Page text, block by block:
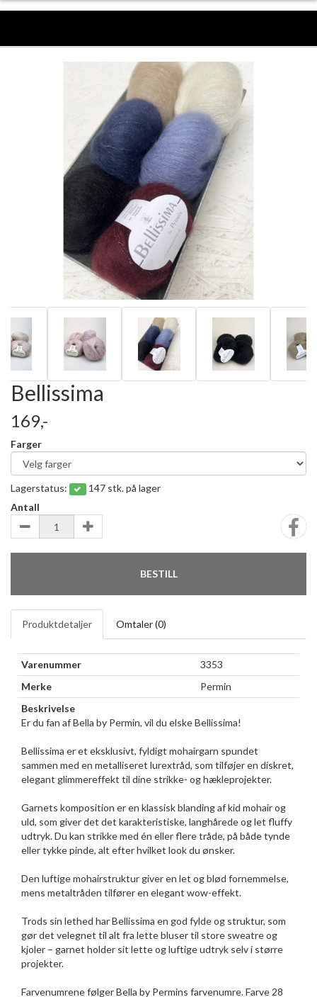
Bellissima
169,-
Farger
Lagerstatus:
147 stk. på lager
Antall
BESTILL
Produktdetaljer Omtaler (0)
Varenummer
3353
Merke
Permin
Beskrivelse
Er du fan af Bella by Permin, vil du elske Bellissima!
Bellissima er et eksklusivt, fyldigt mohairgarn spundet
sammen med en metalliseret lurextråd, som tilføjer en diskret,
elegant glimmereffekt til dine strikke- og hækleprojekter.
Garnets komposition er en klassisk blanding af kid mohair og
uld, som giver det det karakteristiske, langhårede og let fluffy
udtryk. Du kan strikke med én eller flere tråde, på både tynde
eller tykke pinde, alt efter hvilket look du ønsker.
Den luftige mohairstruktur giver en let og blød fornemmelse,
mens metaltråden tilfører en elegant wow-effekt.
Trods sin lethed har Bellissima en god fylde og struktur, som
gør det velegnet til alt fra lette bluser til store sweatre og
kjoler – garnet holder sit lette og luftige udtryk selv i større
projekter.
Farvenumrene følger Bella by Permins farvenumre. Farve 28